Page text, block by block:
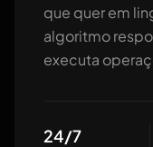
que quer em
algoritmo
executa
24/7